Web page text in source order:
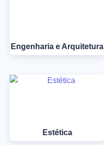
Engenharia e Arquitetura
Estética